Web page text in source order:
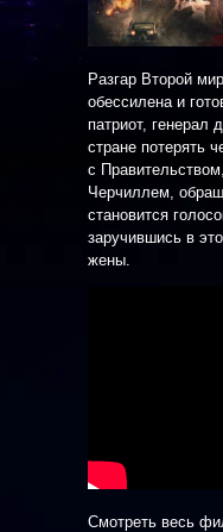
Разгар Второй
обессилена и
патриот, генерал
стране потерять
с
Черчиллем,
становится
заручившись в
жены.
Смотреть весь